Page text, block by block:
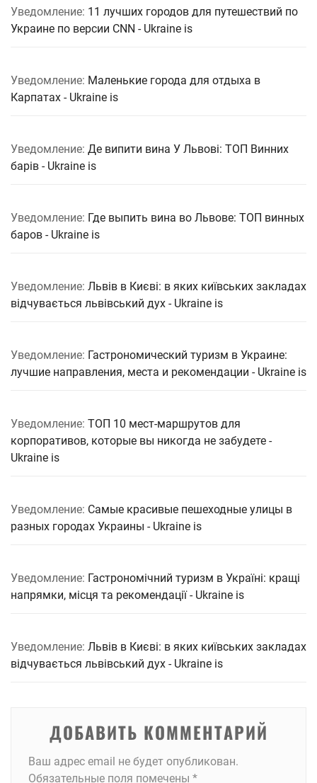
Уведомление: 11 лучших городов для путешествий по
Украине по версии CNN - Ukraine is
Уведомление: Маленькие города для отдыха в
Карпатах - Ukraine is
Уведомление: Де випити вина У Львові: ТОП Винних
барів - Ukraine is
Уведомление: Где выпить вина во Львове: ТОП винных
баров - Ukraine is
Уведомление: Львів в Києві: в яких київських закладах
відчувається львівський дух - Ukraine is
Уведомление: Гастрономический туризм в Украине:
лучшие направления, места и рекомендации - Ukraine is
Уведомление: ТОП 10 мест-маршрутов для
корпоративов, которые вы никогда не забудете -
Ukraine is
Уведомление: Самые красивые пешеходные улицы в
разных городах Украины - Ukraine is
Уведомление: Гастрономічний туризм в Україні: кращі
напрямки, місця та рекомендації - Ukraine is
Уведомление: Львів в Києві: в яких київських закладах
відчувається львівський дух - Ukraine is
ДОБАВИТЬ КОММЕНТАРИЙ
Ваш адрес email не будет опубликован.
Обязательные поля помечены *